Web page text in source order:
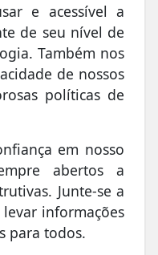
e acessível a
de seu nível de
Também nos
de nossos
políticas de
em nosso
abertos a
Junte-se a
informações
para todos.